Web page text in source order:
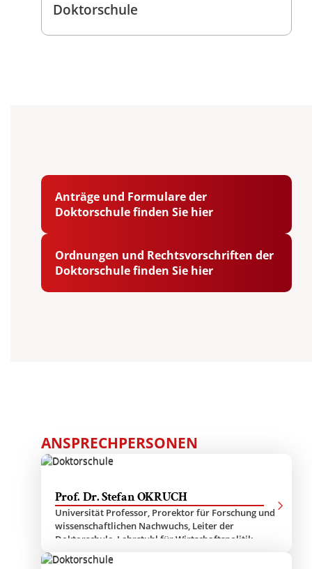
Doktorschule
Anträge und Formulare der
Doktorschule finden Sie hier
Ordnungen und Rechtsvorschriften der
Doktorschule finden Sie hier
ANSPRECHPERSONEN
Prof. Dr. Stefan OKRUCH
Universität Professor, Prorektor für Forschung und
wissenschaftlichen Nachwuchs, Leiter der
Doktorschule, Lehrstuhl für Wirtschaftspolitik